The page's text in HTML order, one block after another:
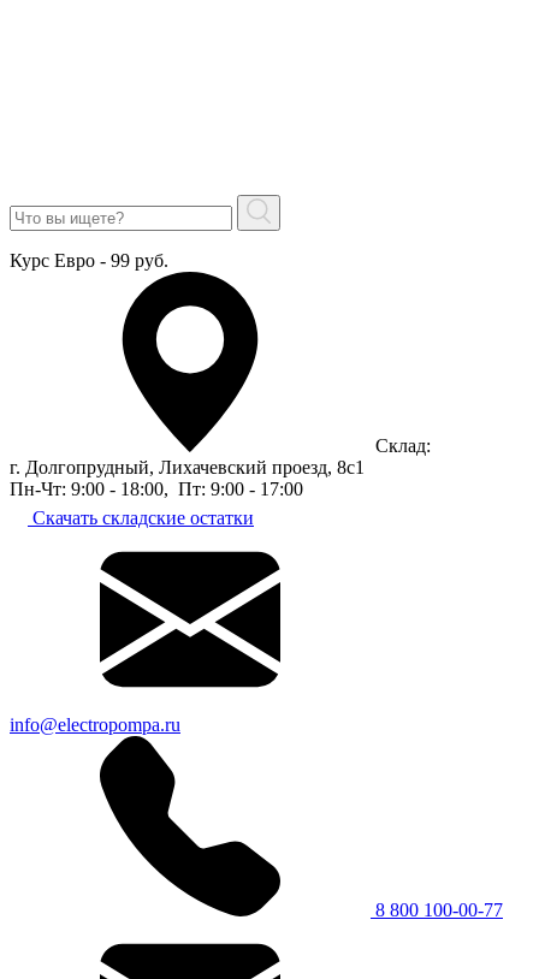
Курс Евро - 99 руб.
Склад:
г. Долгопрудный, Лихачевский проезд, 8c1
Пн-Чт: 9:00 - 18:00, Пт: 9:00 - 17:00
Скачать складские остатки
info@electropompa.ru
8 800 100-00-77